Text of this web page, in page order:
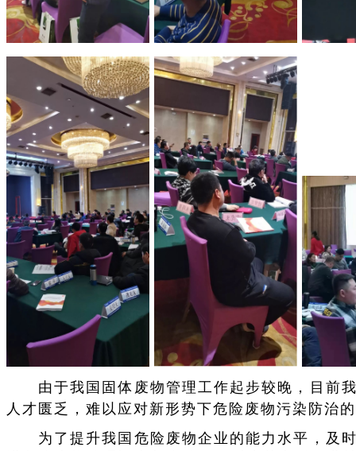
由于我国固体废物管理工作起步较晚，目前
人才匮乏，难以应对新形势下危险废物污染防治
为了提升我国危险废物企业的能力水平，及